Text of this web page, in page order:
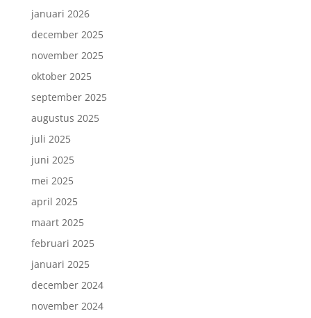
januari 2026
december 2025
november 2025
oktober 2025
september 2025
augustus 2025
juli 2025
juni 2025
mei 2025
april 2025
maart 2025
februari 2025
januari 2025
december 2024
november 2024